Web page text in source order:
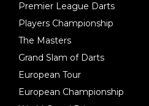
Premier League Darts
Players Championship
The Masters
Grand Slam of Darts
European Tour
European Championship